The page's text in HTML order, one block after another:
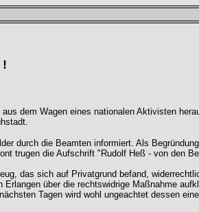
!
dem Wagen eines nationalen Aktivisten
durch die Beamten informiert. Als
trugen die Aufschrift "Rudolf Heß - von den
das sich auf Privatgrund befand,
über die rechtswidrige Maßnahme
Tagen wird wohl ungeachtet dessen